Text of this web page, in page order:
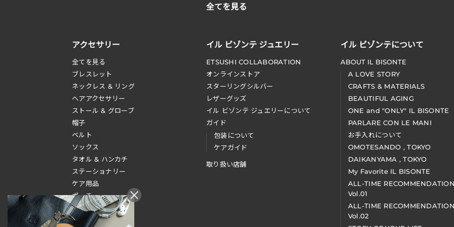
全てを見る
アクセサリー
全てを見る
ブレスレット
ネックレス & リング
へアアクセサリー
ストール & グローブ
帽子
ベルト
ソックス
タオル & ハンカチ
ステーショナリー
ケア用品
ポーチ
その他
イル ビゾンテ ジュエリー
ETSUSHI COLLABORATION
オンラインストア
スターリングシルバー
レザーグッズ
イル ビゾンテ ジュエリーについて
ガイド
包装について
ケアガイド
取り扱い店舗
イル ビゾンテについて
ABOUT IL BISONTE
A LOVE STORY
CRAFTS & MATERIALS
BEAUTIFUL AGING
ONE and "ONLY" IL BISONTE
PARLARE CON LE MANI
お手入れについて
OMOTESANDO , TOKYO
DAIKANYAMA , TOKYO
My Favorite IL BISONTE
ALL-TIME
Vol.01
ALL-TIME
Vol.02